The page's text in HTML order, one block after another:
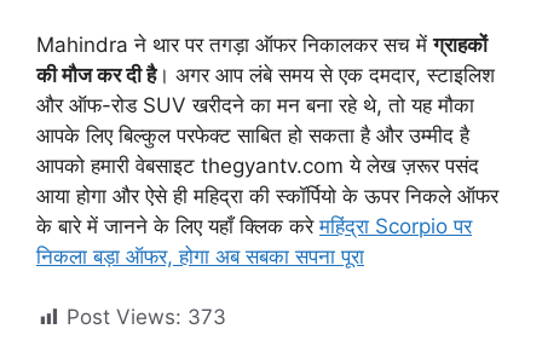
Mahindra ने थार पर तगड़ा ऑफर निकालकर सच मेंग्राहकों
की मौज कर दी है। अगर आप लंबे समय से एक दमदार, स्टाइलिश
और ऑफ-रोड SUV खरीदने का मन बना रहे थे, तो यह मौका
आपके लिए बिल्कुल परफेक्ट साबित हो सकता है और उम्मीद है
आपको हमारी वेबसाइट thegyantv.com ये लेख ज़रूर पसंद
आया होगा और ऐसे ही महिद्रा की स्कॉर्पियो के ऊपर निकले ऑफर
के बारे में जानने के लिए यहाँ क्लिक करेमहिंद्रा Scorpio पर
निकला बड़ा ऑफर, होगा अब सबका सपना पूरा
Post Views: 373